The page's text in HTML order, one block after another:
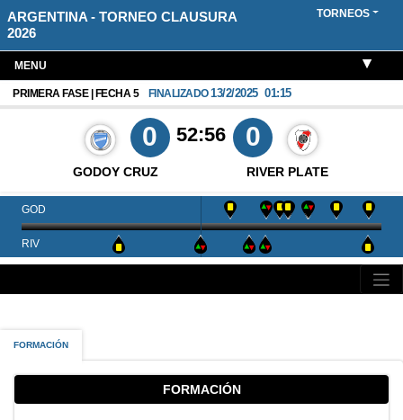
ARGENTINA - TORNEO CLAUSURA
2026
TORNEOS
MENU
PRIMERA FASE | FECHA 5 FINALIZADO13/2/2025 01:15
GODOY CRUZ
0 52:56 0
RIVER PLATE
GOD
RIV
FORMACIÓN
FORMACIÓN